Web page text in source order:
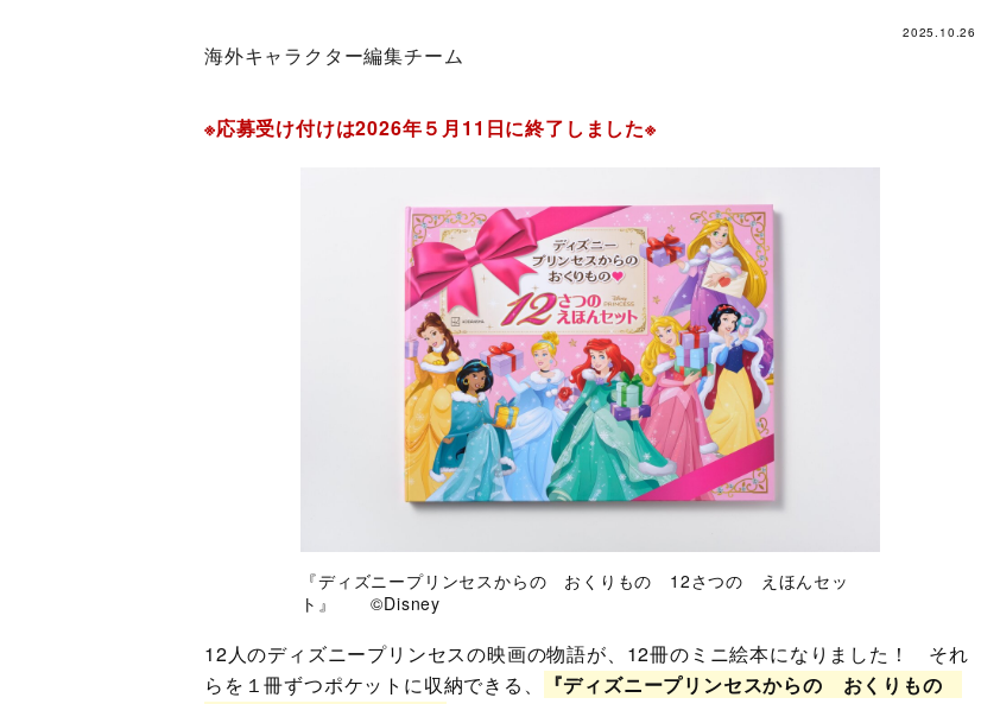
2025.10.26
海外キャラクター編集チーム
※応募受け付けは2026年５月11日に終了しました※
『ディズニープリンセスからの おくりもの 12さつの えほんセッ
ト』 ©Disney
12人のディズニープリンセスの映画の物語が、12冊のミニ絵本になりました！ それ
らを１冊ずつポケットに収納できる、
『ディズニープリンセスからの おくりもの